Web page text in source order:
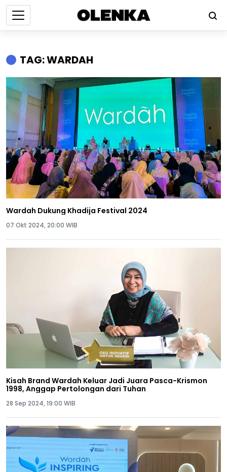
TAG: WARDAH
Wardah Dukung Khadija Festival 2024
07 Okt 2024, 20:00 WIB
Kisah Brand Wardah Keluar Jadi Juara Pasca-Krismon
1998, Anggap Pertolongan dari Tuhan
28 Sep 2024, 19:00 WIB